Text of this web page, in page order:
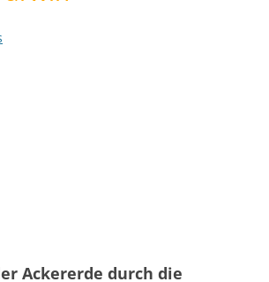
Ackererde durch die